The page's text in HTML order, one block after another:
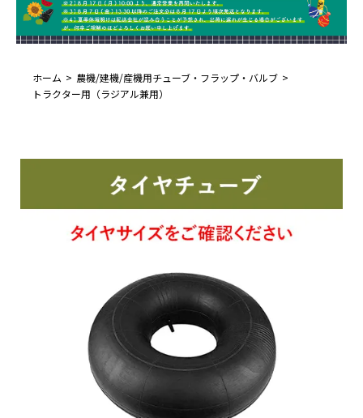
ホーム
農機/建機/産機用チューブ・フラップ・バルブ
トラクター用（ラジアル兼用）